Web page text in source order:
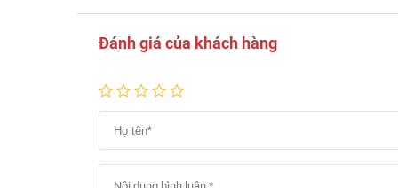
Đánh giá của khách hàng